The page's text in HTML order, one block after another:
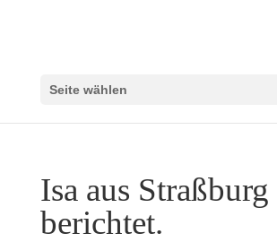
Seite wählen
Isa aus Straßburg
berichtet.